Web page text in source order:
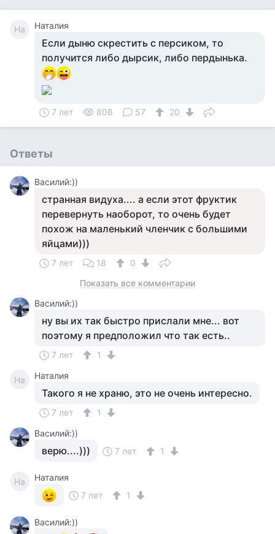
На Наталия
Если дыню скрестить с персиком, то
получится либо дырсик, либо пердынька.
7 лет 808 57 20
Ответы
Василий:))
странная видуха.... а если этот фруктик
перевернуть наоборот, то очень будет
похож на маленький членчик с большими
яйцами)))
7 лет 18
0
Показать все комментарии
Василий:))
ну вы их так быстро прислали мне... вот
поэтому я предположил что так есть..
7 лет 1
На Наталия
Такого я не храню, это не очень интересно.
7 лет
1
Василий:))
верю....))) 7 лет 1
На
Наталия
7 лет
1
Василий:))